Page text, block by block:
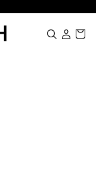
ント
らせ